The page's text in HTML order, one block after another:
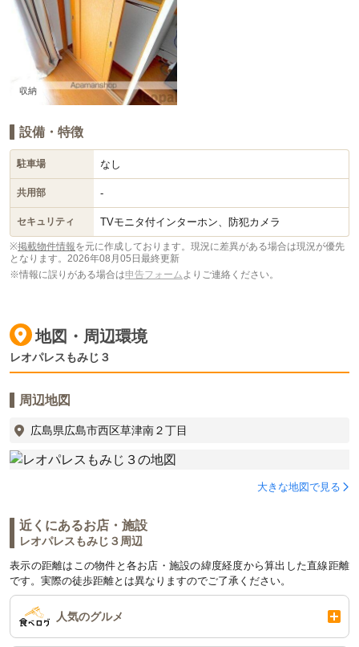
収納
設備・特徴
駐車場 なし
共用部 -
セキュリティ TVモニタ付インターホン、防犯カメラ
※掲載物件情報を元に作成しております。現況に差異がある場合は現況が優先
となります。 2026年08月05日最終更新
※情報に誤りがある場合は申告フォーム よりご連絡ください。
地図・周辺環境
レオパレスもみじ３
周辺地図
広島県広島市西区草津南２丁目
大きな地図で見る
近くにあるお店・施設
レオパレスもみじ３周辺
表示の距離はこの物件と各お店・施設の緯度経度から算出した直線距離
です。実際の徒歩距離とは異なりますのでご了承ください。
人気のグルメ